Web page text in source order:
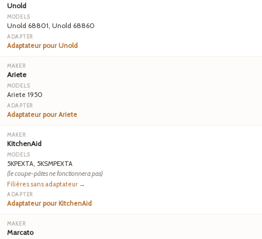
Unold
Unold 68801, Unold 68860
Adaptateur pour Unold
Ariete
Ariete 1950
Adaptateur pour Ariete
KitchenAid
5KPEXTA, 5KSMPEXTA
(le coupe-pâtes ne fonctionnera pas)
Filières sans adaptateur →
Adaptateur pour KitchenAid
Marcato